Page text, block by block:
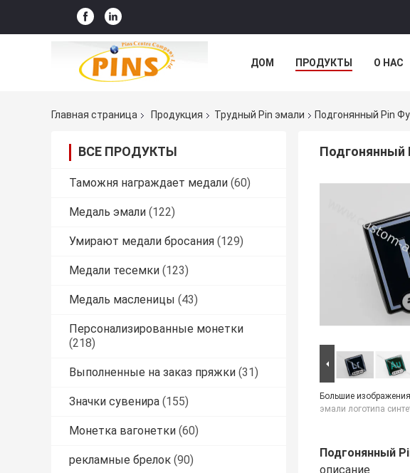
ДОМ ПРОДУКТЫ О НАС
Главная страница Продукция Трудный Pin эмали Подгонянный Pin
ВСЕ ПРОДУКТЫ
Таможня награждает медали (60)
Медаль эмали (122)
Умирают медали бросания (129)
Медали тесемки (123)
Медаль масленицы (43)
Персонализированные монетки
(218)
Выполненные на заказ пряжки (31)
Значки сувенира (155)
Монетка вагонетки (60)
рекламные брелок (90)
Подгонянный
Большие
эмали логотипа
Подгонянный
описание